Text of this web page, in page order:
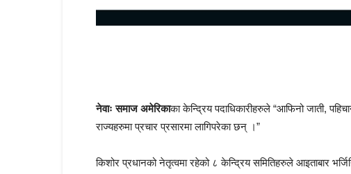
नेवाः समाज अमेरिकाका केन्द्रिय पदाधिकारीहरुले “आफिनो जाती,
राज्यहरुमा प्रचार प्रसारमा लागिपरेका छन् ।”
किशोर प्रधानको नेतृत्वमा रहेको ८ केन्द्रिय समितिहरुले आइताबार